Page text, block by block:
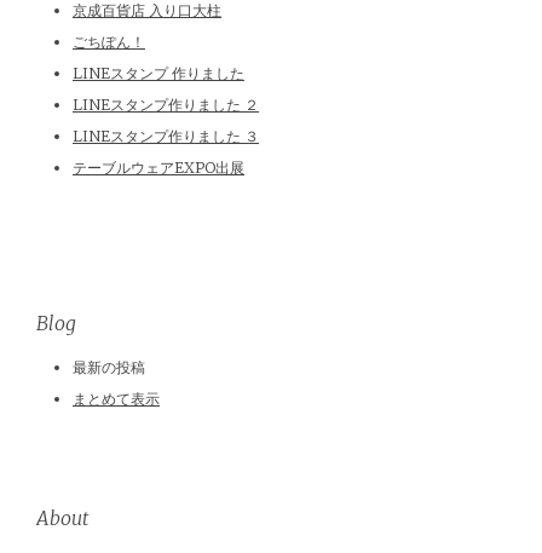
京成百貨店 入り口大柱
ごちぽん！
LINEスタンプ 作りました
LINEスタンプ作りました ２
LINEスタンプ作りました ３
テーブルウェアEXPO出展
Blog
最新の投稿
まとめて表示
About